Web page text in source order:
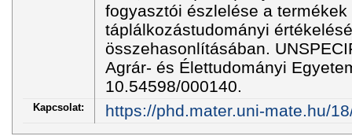
fogyasztói észlelése a
táplálkozástudományi
összehasonlításában.
Agrár- és Élettudományi
10.54598/000140.
Kapcsolat: https://phd.mater.uni-mate.hu/